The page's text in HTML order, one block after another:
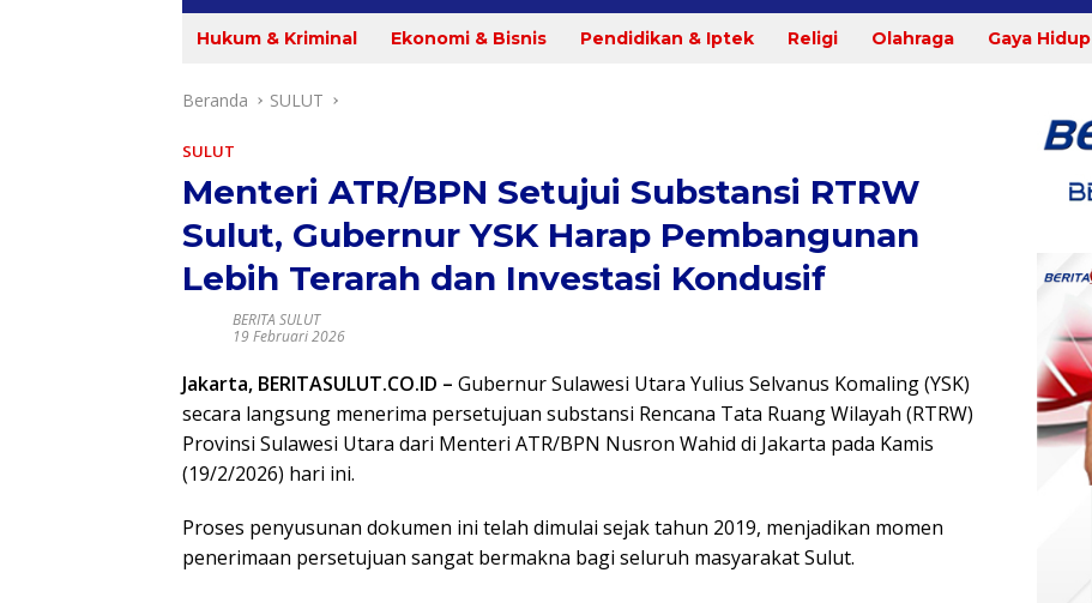
Hukum & Kriminal Ekonomi & Bisnis Pendidikan & Iptek Religi Olahraga Gaya Hidup
Beranda SULUT
SULUT
Menteri ATR/BPN Setujui Substansi RTRW
Sulut, Gubernur YSK Harap Pembangunan
Lebih Terarah dan Investasi Kondusif
BERITA SULUT
19 Februari 2026
Jakarta, BERITASULUT.CO.ID – Gubernur Sulawesi Utara Yulius Selvanus Komaling (YSK)
secara langsung menerima persetujuan substansi Rencana Tata Ruang Wilayah (RTRW)
Provinsi Sulawesi Utara dari Menteri ATR/BPN Nusron Wahid di Jakarta pada Kamis
(19/2/2026) hari ini.
Proses penyusunan dokumen ini telah dimulai sejak tahun 2019, menjadikan momen
penerimaan persetujuan sangat bermakna bagi seluruh masyarakat Sulut.